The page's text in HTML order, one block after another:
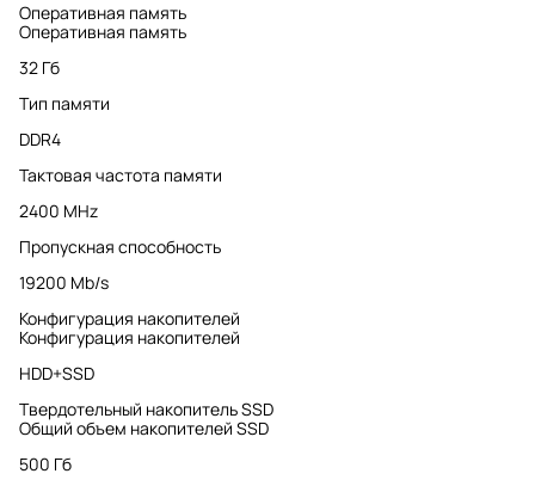
Оперативная память
Оперативная память
32 Гб
Тип памяти
DDR4
Тактовая частота памяти
2400 MHz
Пропускная способность
19200 Mb/s
Конфигурация накопителей
Конфигурация накопителей
HDD+SSD
Твердотельный накопитель SSD
Общий объем накопителей SSD
500 Гб